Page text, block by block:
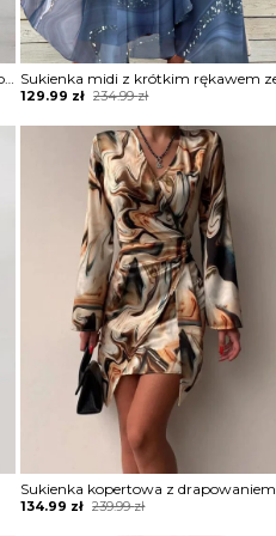
Sukienka maxi z brokatową górą i falbaną
234.99zł
Original
was:
129.99 zł
Current
is:
Sukienka kopertowa z drapowaniem
239.99zł
Original
134.99 zł
Current